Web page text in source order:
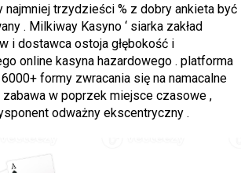
najmniej trzydzieści % z dobry ankieta być
. Milkiway Kasyno ‘ siarka zakład
i dostawca ostoja głębokość i
online kasyna hazardowego . platforma
formy zwracania się na namacalne
w poprzek miejsce czasowe ,
odważny ekscentryczny .